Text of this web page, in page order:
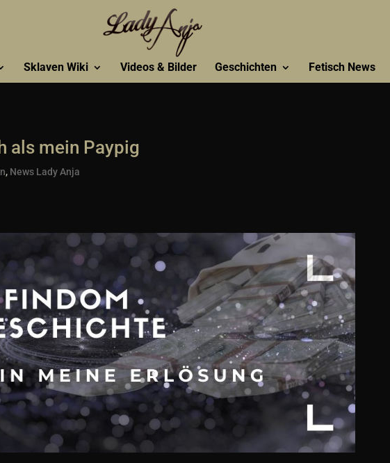
Sklaven Wiki Videos & Bilder Geschichten Fetisch News
als mein Paypig
, News Lady Anja